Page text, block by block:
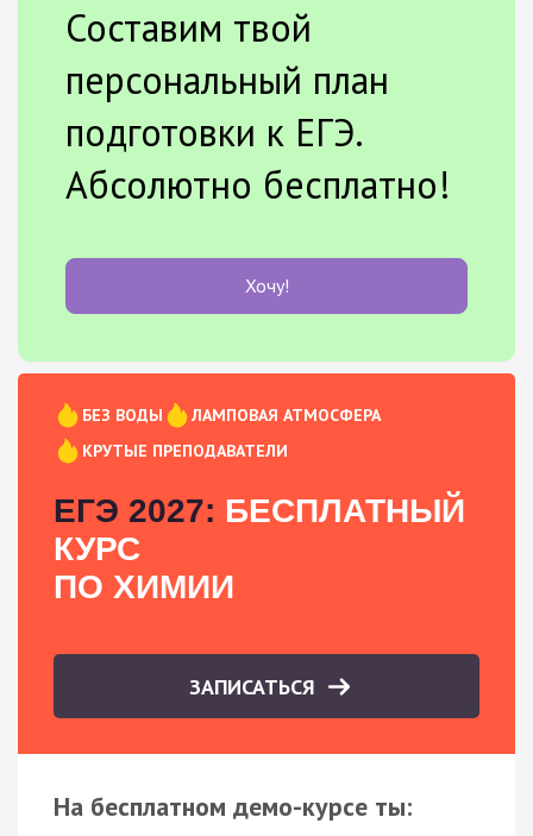
Составим твой
персональный план
подготовки к ЕГЭ.
Абсолютно бесплатно!
Хочу!
БЕЗ ВОДЫ
ЛАМПОВАЯ АТМОСФЕРА
КРУТЫЕ ПРЕПОДАВАТЕЛИ
ЕГЭ 2027: БЕСПЛАТНЫЙ
КУРС
ПО ХИМИИ
ЗАПИСАТЬСЯ
На бесплатном демо-курсе ты: